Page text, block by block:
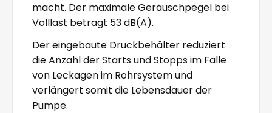
macht. Der maximale Geräuschpegel bei
Volllast beträgt 53 dB(A).
Der eingebaute Druckbehälter reduziert
die Anzahl der Starts und Stopps im Falle
von Leckagen im Rohrsystem und
verlängert somit die Lebensdauer der
Pumpe.